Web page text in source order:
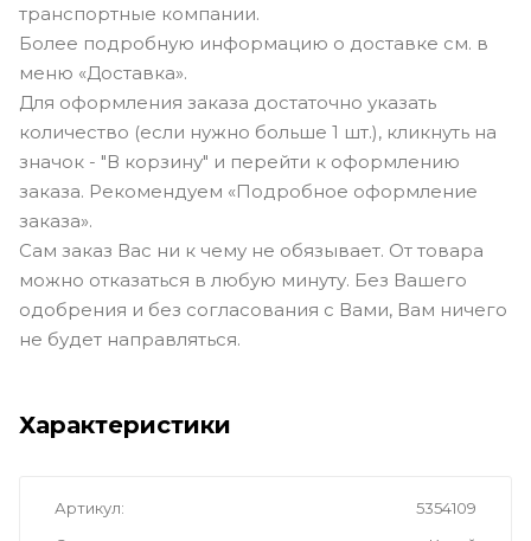
транспортные компании.
Более подробную информацию о доставке см. в
меню «Доставка».
Для оформления заказа достаточно указать
количество (если нужно больше 1 шт.), кликнуть на
значок - "В корзину" и перейти к оформлению
заказа. Рекомендуем «Подробное оформление
заказа».
Сам заказ Вас ни к чему не обязывает. От товара
можно отказаться в любую минуту. Без Вашего
одобрения и без согласования с Вами, Вам ничего
не будет направляться.
Характеристики
Артикул
5354109